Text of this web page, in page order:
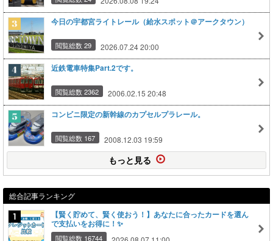
今日の宇都宮ライトレール（給水スポット＠アークタウン）
閲覧総数 29 2026.07.24 20:00
近鉄電車特集Part.2です。
閲覧総数 2362 2006.02.15 20:48
コンビニ限定の新幹線のカプセルプラレール。
閲覧総数 167 2008.12.03 19:59
もっと見る
総合記事ランキング
【賢く貯めて、賢く使おう！】あなたに合ったカードを選ん
で支払いをお得に！✨
閲覧総数 16744